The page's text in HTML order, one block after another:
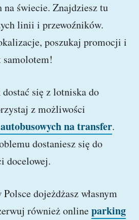
na świecie. Znajdziesz tu
linii i przewoźników.
poszukaj promocji i
się z lotniska do
z możliwości
na transfer.
dostaniesz się do
docelowej.
dojeżdżasz własnym
również onlineparking